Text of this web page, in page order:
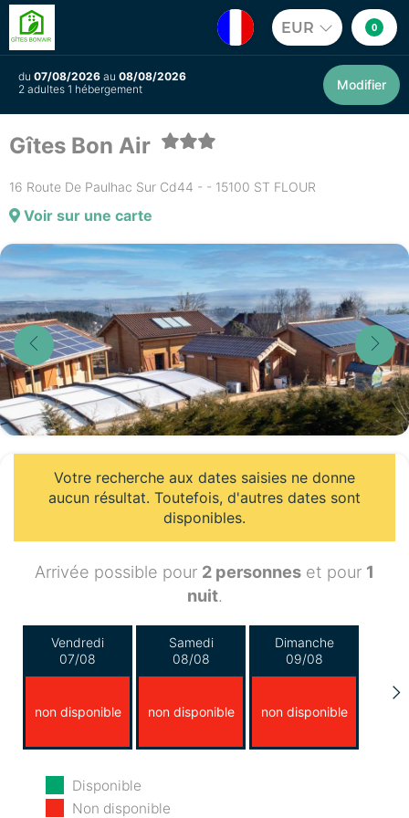
EUR 0
du 07/08/2026 au 08/08/2026
2 adultes 1 hébergement
Modifier
Gîtes Bon Air
16 Route De Paulhac Sur Cd44 - - 15100 ST FLOUR
Voir sur une carte
Votre recherche aux dates saisies ne donne
aucun résultat. Toutefois, d'autres dates sont
disponibles.
Arrivée possible pour 2 personnes et pour 1
nuit.
Vendredi
07/08
non disponible
Samedi
08/08
non disponible
Dimanche
09/08
non disponible
Lundi
10/08
Disponible
Non disponible